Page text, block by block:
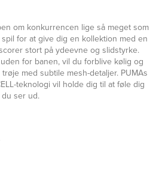
om konkurrencen lige så meget som
for at give dig en kollektion med en
stort på ydeevne og slidstyrke.
for banen, vil du forblive kølig og
med subtile mesh-detaljer. PUMAs
teknologi vil holde dig til at føle dig
ser ud.